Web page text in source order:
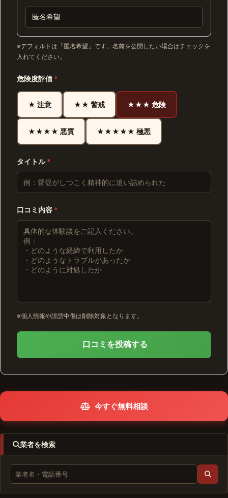
※デフォルトは「匿名希望」です。名前を公開したい場合はチェックを
入れてください。
危険度評価 *
★ 注意 ★★ 警戒 ★★★ 危険
★★★★ 悪質 ★★★★★ 極悪
タイトル*
口コミ内容 *
※個人情報や誹謗中傷は削除対象となります。
口コミを投稿する
今すぐ無料相談
業者を検索